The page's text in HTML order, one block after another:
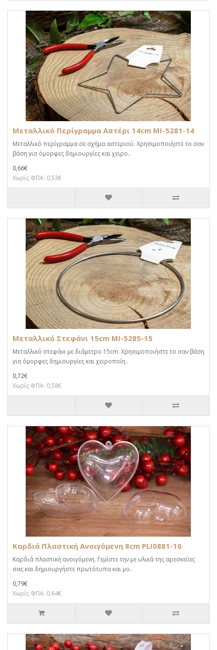
Μεταλλικό Περίγραμμα Αστέρι 14cm MI-5281-14
Μεταλλικό περίγραμμα σε σχήμα αστεριού. Χρησιμοποιήστε το σαν
βάση για όμορφες δημιουργίες και χειρο..
0,66€
Χωρίς ΦΠΑ: 0,53€
Μεταλλικό Στεφάνι 15cm MI-5285-15
Μεταλλικό στεφάνι με διάμετρο 15cm. Χρησιμοποιήστε το σαν βάση
για όμορφες δημιουργίες και χειροποίη..
0,72€
Χωρίς ΦΠΑ: 0,58€
Καρδιά Πλαστική Ανοιγόμενη 8cm PLI0881-10
Καρδιά πλαστική ανοιγόμενη. Γεμίστε την με υλικά της αρεσκείας
σας και δημιουργήστε πρωτότυπα και μο..
0,79€
Χωρίς ΦΠΑ: 0,64€